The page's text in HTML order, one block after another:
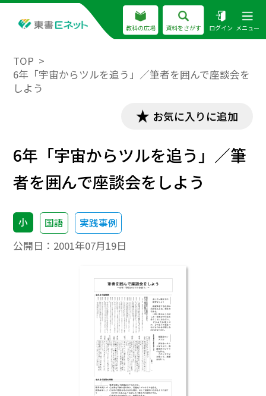
教科の広場 資料をさがす ログイン メニュー
TOP
6年「宇宙からツルを追う」／筆者を囲んで座談会を
しよう
お気に入りに追加
6年「宇宙からツルを追う」／筆
者を囲んで座談会をしよう
小 国語 実践事例
公開日： 2001年07月19日